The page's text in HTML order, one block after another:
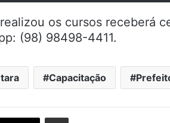
os cursos receberá
(98) 98498-4411.
Capacitação
Compartilhar por e-mail